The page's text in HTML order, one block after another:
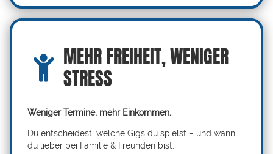
MEHR FREIHEIT, WENIGER
STRESS
Weniger Termine, mehr Einkommen.
Du entscheidest, welche Gigs du spielst – und wann
du lieber bei Familie & Freunden bist.